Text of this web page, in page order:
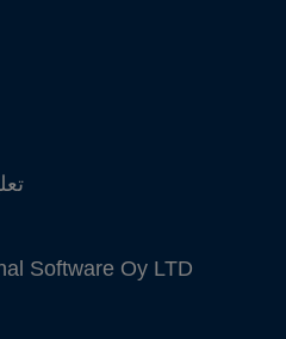
Software Oy LTD